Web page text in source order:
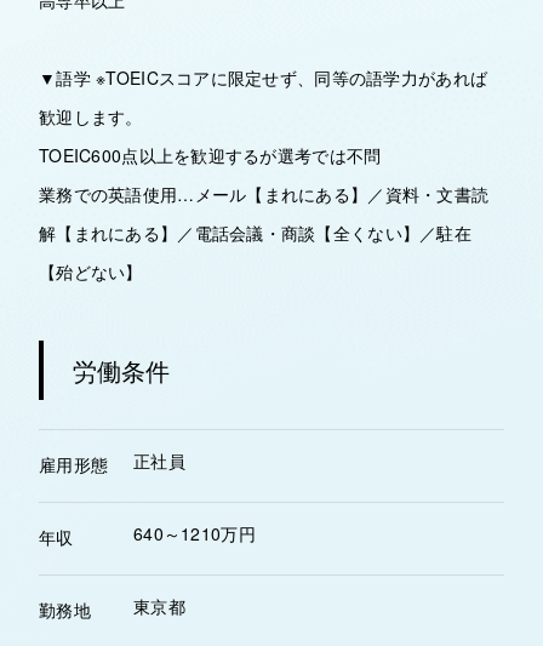
▼語学 ※TOEICスコアに限定せず、同等の語学力があれば
歓迎します。
TOEIC600点以上を歓迎するが選考では不問
業務での英語使用…メール【まれにある】／資料・文書読
解【まれにある】／電話会議・商談【全くない】／駐在
【殆どない】
労働条件
雇用形態 正社員
年収 640～1210万円
勤務地 東京都